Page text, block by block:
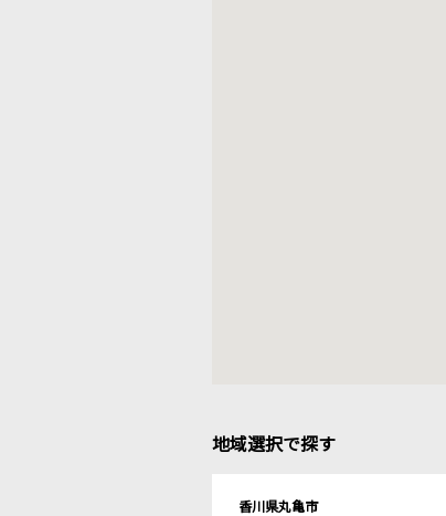
地域選択で探す
香川県丸亀市